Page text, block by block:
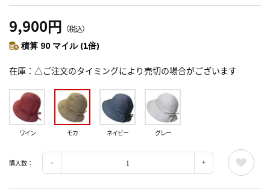
9,900円 （税込）
積算 90 マイル (1倍)
在庫 △ご注文のタイミングにより売切の場合がございます
ワイン モカ ネイビー グレー
購入数：